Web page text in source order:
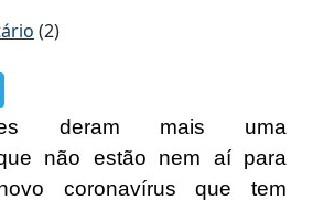
(2)
deram mais uma
não estão nem aí para
coronavírus que tem